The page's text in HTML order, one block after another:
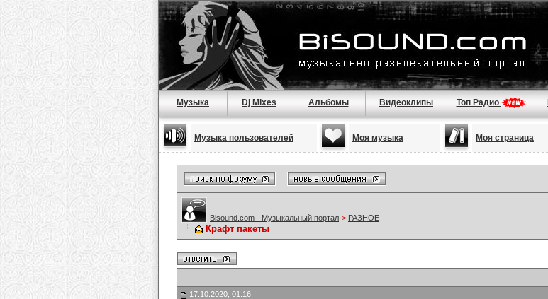
Музыка Dj Mixes Альбомы Видеоклипы Топ Радио
Музыка пользователей Моя музыка Моя страница
Bisound.com - Музыкальный портал > РАЗНОЕ
Крафт пакеты
17.10.2020, 01:16